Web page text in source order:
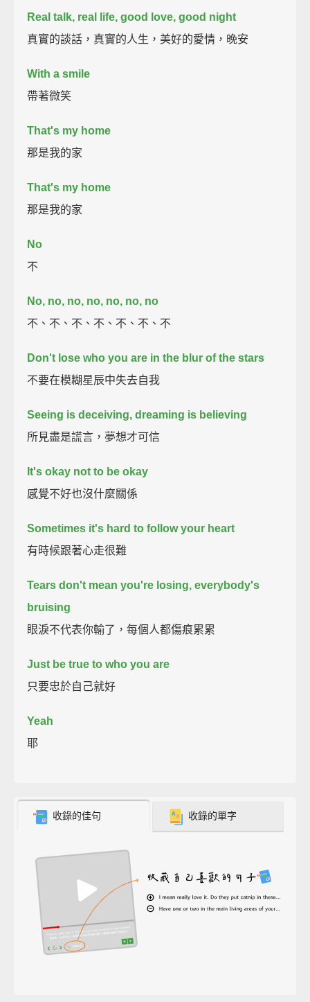
Real talk, real life, good love, good night
真實的談話，真實的人生，美好的愛情，晚安
With a smile
帶著微笑
That's my home
那是我的家
That's my home
那是我的家
No
不
No, no, no, no, no, no, no
不、不、不、不、不、不、不
Don't lose who you are in the blur of the stars
不要在模糊星辰中失去自我
Seeing is deceiving, dreaming is believing
所見盡是謊言，夢想才可信
It's okay not to be okay
感覺不好也沒什麼關係
Sometimes it's hard to follow your heart
有時候跟著心走很難
Tears don't mean you're losing, everybody's
bruising
眼淚不代表你輸了，每個人都傷痕累累
Just be true to who you are
只要忠於自己就好
Yeah
耶
收錄的佳句 收錄的單字